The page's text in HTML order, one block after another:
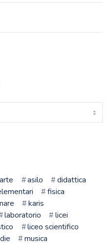
arte asilo
didattica
fisica
karis
laboratorio
licei
liceo scientifico
musica